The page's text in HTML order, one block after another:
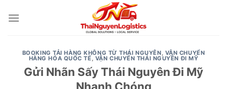
BOOKING TẢI HÀNG KHÔNG TỪ THÁI NGUYÊN, VẬN CHUYỂN
HÀNG HÓA QUỐC TẾ, VẬN CHUYỂN THÁI NGUYÊN ĐI MỸ
Gửi Nhãn Sấy Thái Nguyên Đi Mỹ
Nhanh Chóng